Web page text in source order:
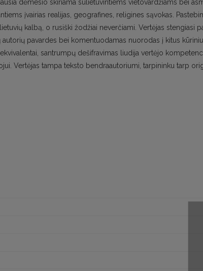
dėmesio skiriama sulietuvintiems vietovardžiams bei
įvairias realijas, geografines, religines sąvokas.
kalbą, o rusiški žodžiai neverčiami. Vertėjas stengiasi
autorių pavardes bei komentuodamas nuorodas į kitus
santrumpų dešifravimas liudija vertėjo
Vertėjas tampa teksto bendraautoriumi, tarpininku tarp